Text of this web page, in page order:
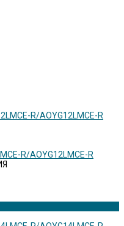
R/AOYG12LMCE-R